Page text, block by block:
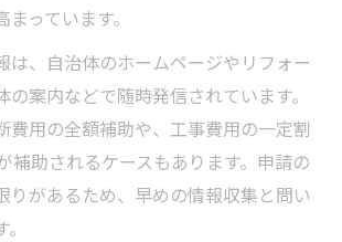
っています。
は、自治体のホームページやリフォー
案内などで随時発信されています。
費用の全額補助や、工事費用の一定割
補助されるケースもあります。申請の
りがあるため、早めの情報収集と問い